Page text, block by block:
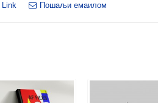
Link Пошаљи емаилом